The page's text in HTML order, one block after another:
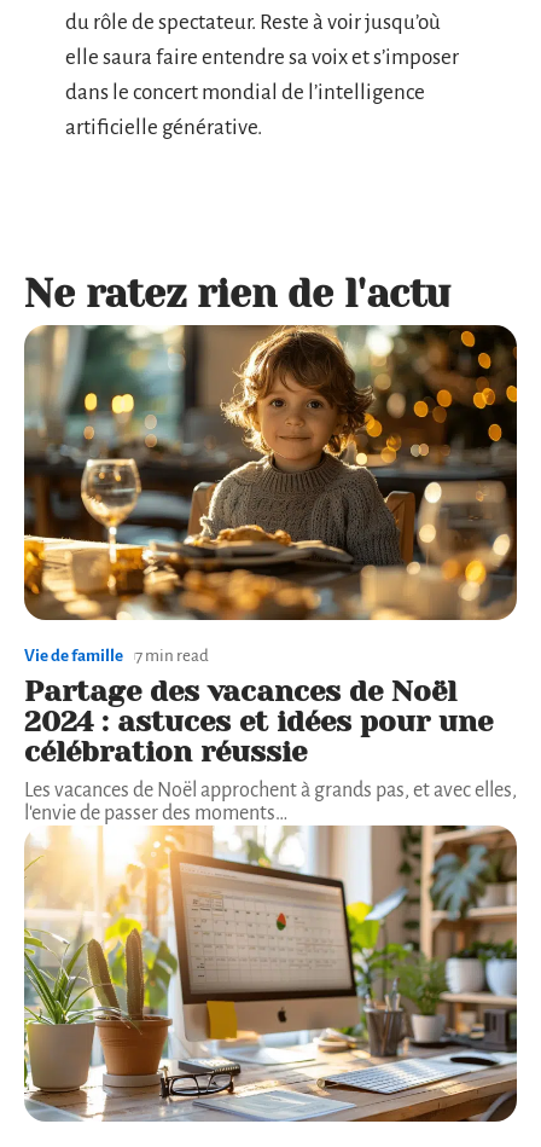
du rôle de spectateur. Reste à voir jusqu’où
elle saura faire entendre sa voix et s’imposer
dans le concert mondial de l’intelligence
artificielle générative.
Ne ratez rien de l'actu
Vie de famille 7 min read
Partage des vacances de Noël
2024 : astuces et idées pour une
célébration réussie
Les vacances de Noël approchent à grands pas, et avec elles,
l'envie de passer des moments…